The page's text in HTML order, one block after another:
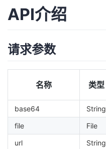
API介绍
请求参数
名称 类型
base64 String
file
File
url
String